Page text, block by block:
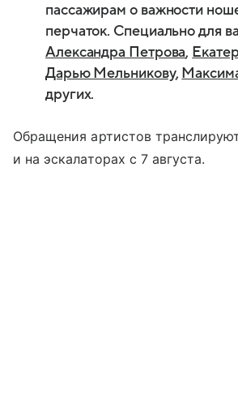
пассажирам о важности
перчаток. Специально для
Александра Петрова,
Дарью Мельникову,
других.
Обращения артистов
и на эскалаторах с 7 августа.